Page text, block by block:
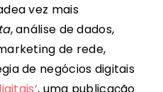
vez mais
, análise de dados,
de rede,
de negócios digitais
, uma publicação